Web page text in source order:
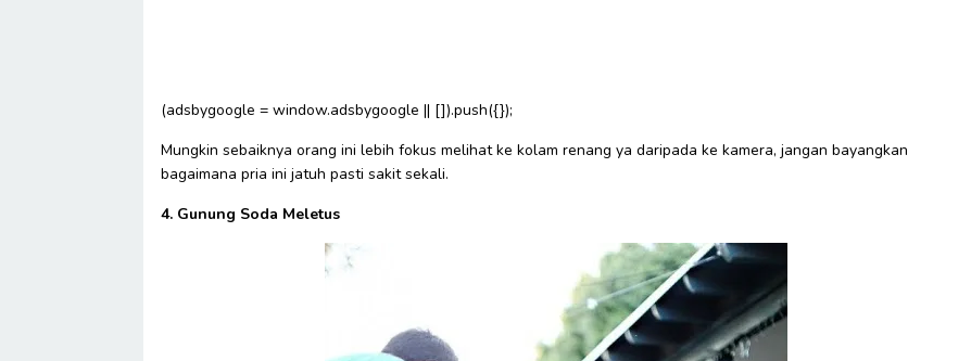
(adsbygoogle = window.adsbygoogle || []).push({});
Mungkin sebaiknya orang ini lebih fokus melihat ke kolam renang ya daripada ke kamera, jangan bayangkan
bagaimana pria ini jatuh pasti sakit sekali.
4. Gunung Soda Meletus